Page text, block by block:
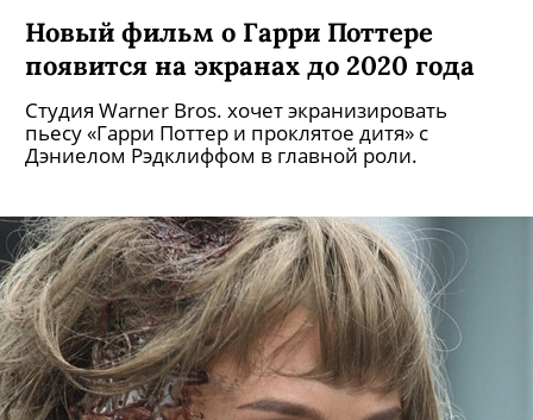
Новый фильм о Гарри Поттере
появится на экранах до 2020 года
Студия Warner Bros. хочет экранизировать
пьесу «Гарри Поттер и проклятое дитя» с
Дэниелом Рэдклиффом в главной роли.